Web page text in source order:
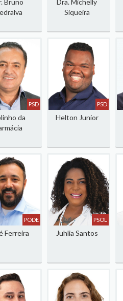
Bruno
Dra. Michelly
Siqueira
PSD
da
PSD
Helton Junior
PODE
Ferreira
PSOL
Juhlia Santos